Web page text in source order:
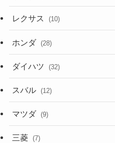
レクサス (10)
ホンダ (28)
ダイハツ (32)
スバル (12)
マツダ (9)
三菱 (7)